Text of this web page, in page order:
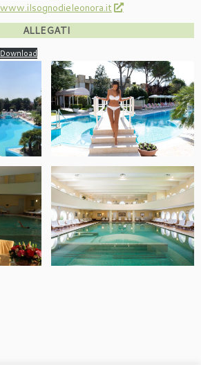
www.ilsognodieleonora.it
ALLEGATI
Download